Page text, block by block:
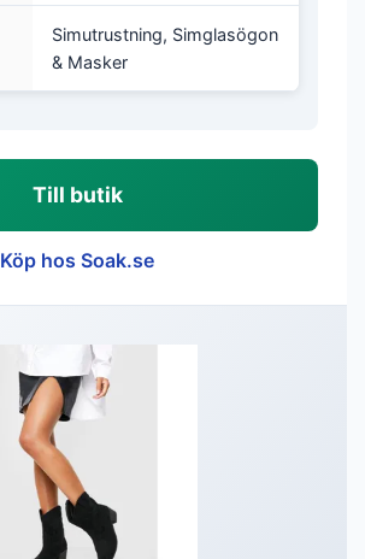
Simutrustning, Simglasögon
& Masker
Till butik
Köp hos Soak.se